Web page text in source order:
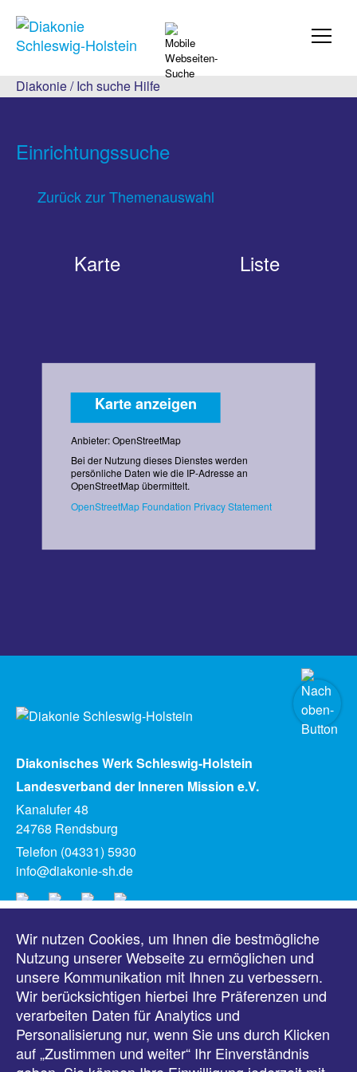
Diakonie/Ich suche Hilfe
Einrichtungssuche
Zurück zur Themenauswahl
Karte Liste
Karte anzeigen
Anbieter: OpenStreetMap
Bei der Nutzung dieses Dienstes werden
persönliche Daten wie die IP-Adresse an
OpenStreetMap übermittelt.
OpenStreetMap Foundation Privacy Statement
Diakonisches Werk Schleswig-Holstein
Landesverband der Inneren Mission e.V.
Kanalufer 48
24768 Rendsburg
Telefon (04331) 5930
info@diakonie-sh.de
Meldungen
Veranstaltungen
Downloads
Presse
Wir nutzen Cookies, um Ihnen die bestmögliche
Nutzung unserer Webseite zu ermöglichen und
unsere Kommunikation mit Ihnen zu verbessern.
Wir berücksichtigen hierbei Ihre Präferenzen und
verarbeiten Daten für Analytics und
Personalisierung nur, wenn Sie uns durch Klicken
auf „Zustimmen und weiter“ Ihr Einverständnis